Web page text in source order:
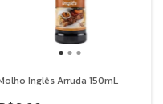
Inglês Arruda 150mL